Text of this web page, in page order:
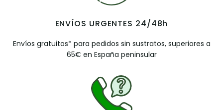
ENVÍOS URGENTES 24/48h
Envíos gratuitos* para pedidos sin sustratos, superiores a
65€ en España peninsular